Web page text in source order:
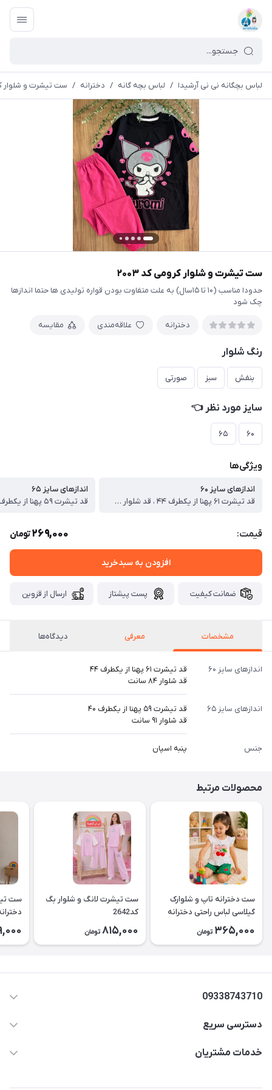
لباس بچگانه نی نی آرشیدا / لباس بچه گانه / دخترانه / ست تیشرت و شلوار
ست تیشرت و شلوار کرومی کد ۲۰۰۳
حدودا مناسب (۱۰ تا ۱۵سال) به علت متفاوت بودن قواره تولیدی ها حتما اندازها
چک شود
دخترانه علاقه‌مندی مقایسه
رنگ شلوار
بنفش سبز صورتی
سایز مورد نظر 👈
۶۰ ۶۵
ویژگی‌ها
اندازهای سایز ۶۰
قد تیشرت ۶۱ پهنا از یکطرف ۴۴ ، قد شلوار ۸۴ سانت
اندازهای سایز ۶۵
قیمت: 269,000تومان
افزودن به سبدخرید
ضمانت کیفیت پست پیشتاز ارسال از قزوین
مشخصات معرفی دیدگاه‌ها
اندازهای سایز ۶۰
قد تیشرت ۶۱ پهنا از یکطرف ۴۴
قد شلوار ۸۴ سانت
اندازهای سایز ۶۵
قد تیشرت ۵۹ پهنا از یکطرف ۴۰
قد شلوار ۹۱ سانت
جنس پنبه اسپان
محصولات مرتبط
ست دخترانه تاپ و شلوارک
گیلاسی لباس راحتی دخترانه
365,000 تومان
ست تیشرت لانگ و شلوار بگ
کد2642
815,000 تومان
ست
09338743710
دسترسی سریع
حساب کاربری
خدمات مشتریان